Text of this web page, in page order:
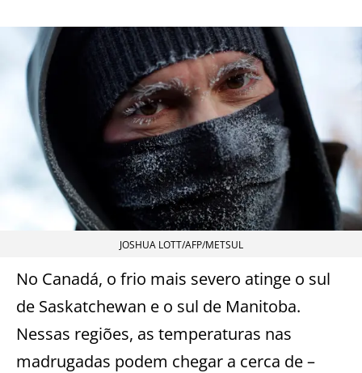
JOSHUA LOTT/AFP/METSUL
No Canadá, o frio mais severo atinge o sul
de Saskatchewan e o sul de Manitoba.
Nessas regiões, as temperaturas nas
madrugadas podem chegar a cerca de –